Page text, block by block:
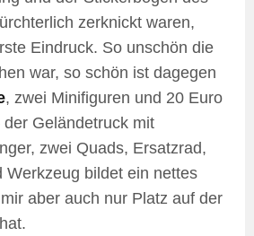
zerknickt waren,
Eindruck. So unschön die
war, so schön ist dagegen
, zwei Minifiguren und 20 Euro
Geländetruck mit
zwei Quads, Ersatzrad,
Werkzeug bildet ein nettes
aber auch nur Platz auf der